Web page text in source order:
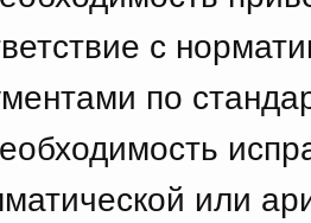
с
по
или